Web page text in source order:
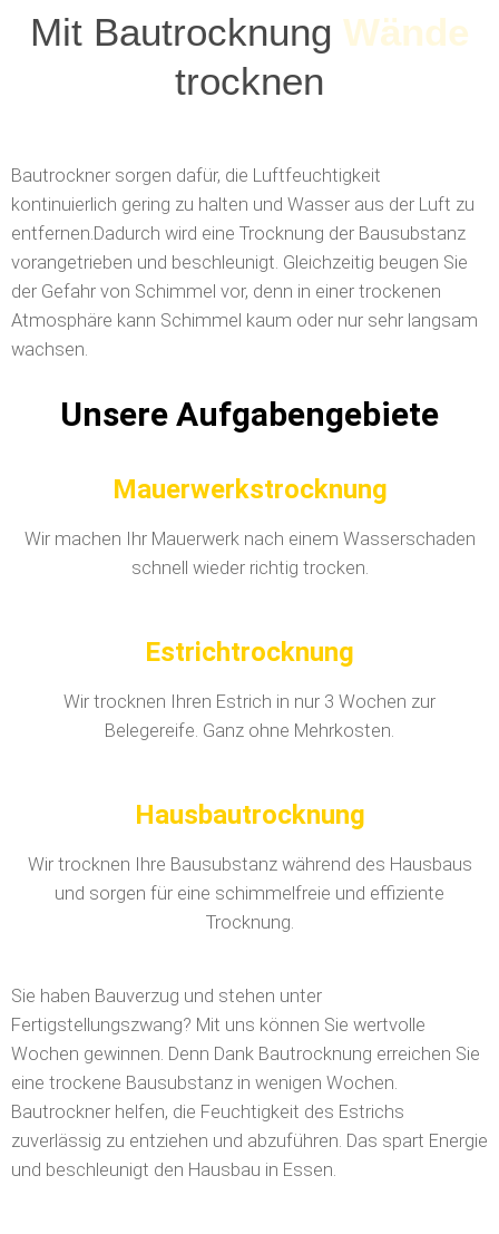
Mit Bautrocknung Wände
trocknen
Bautrockner sorgen dafür, die Luftfeuchtigkeit
kontinuierlich gering zu halten und Wasser aus der Luft zu
entfernen.Dadurch wird eine Trocknung der Bausubstanz
vorangetrieben und beschleunigt. Gleichzeitig beugen Sie
der Gefahr von Schimmel vor, denn in einer trockenen
Atmosphäre kann Schimmel kaum oder nur sehr langsam
wachsen.
Unsere Aufgabengebiete
Mauerwerkstrocknung
Wir machen Ihr Mauerwerk nach einem Wasserschaden
schnell wieder richtig trocken.
Estrichtrocknung
Wir trocknen Ihren Estrich in nur 3 Wochen zur
Belegereife. Ganz ohne Mehrkosten.
Hausbautrocknung
Wir trocknen Ihre Bausubstanz während des Hausbaus
und sorgen für eine schimmelfreie und effiziente
Trocknung.
Sie haben Bauverzug und stehen unter
Fertigstellungszwang? Mit uns können Sie wertvolle
Wochen gewinnen. Denn Dank Bautrocknung erreichen Sie
eine trockene Bausubstanz in wenigen Wochen.
Bautrockner helfen, die Feuchtigkeit des Estrichs
zuverlässig zu entziehen und abzuführen. Das spart Energie
und beschleunigt den Hausbau in Essen.